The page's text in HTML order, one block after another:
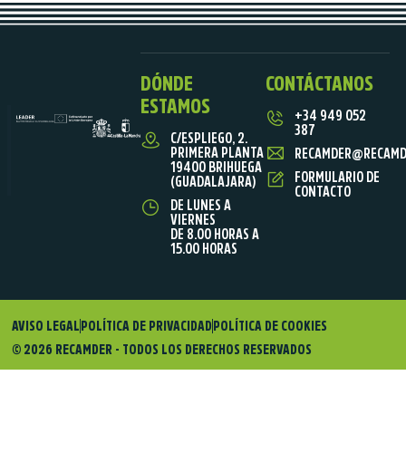
DÓNDE
ESTAMOS
C/ESPLIEGO, 2.
PRIMERA PLANTA
19400 BRIHUEGA
(GUADALAJARA)
DE LUNES A
VIERNES
DE 8.00 HORAS A
15.00 HORAS
CONTÁCTANOS
+34 949 052
387
FORMULARIO DE
CONTACTO
© 2026 RECAMDER - TODOS LOS DERECHOS RESERVADOS
AVISO LEGAL POLÍTICA DE PRIVACIDAD POLÍTICA DE COOKIES